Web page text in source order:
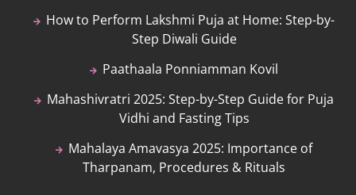
How to Perform Lakshmi Puja at Home: Step-by-
Step Diwali Guide
Paathaala Ponniamman Kovil
Mahashivratri 2025: Step-by-Step Guide for Puja
Vidhi and Fasting Tips
Mahalaya Amavasya 2025: Importance of
Tharpanam, Procedures & Rituals